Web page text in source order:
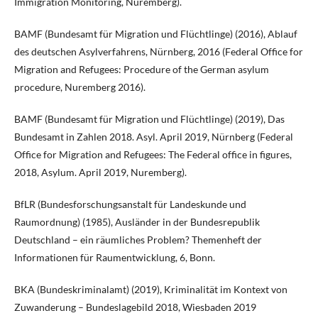
BAMF (Bundesamt für Migration und Flüchtlinge) (2016), Ablauf
des deutschen Asylverfahrens, Nürnberg, 2016 (Federal Office for
Migration and Refugees: Procedure of the German asylum
procedure, Nuremberg 2016).
BAMF (Bundesamt für Migration und Flüchtlinge) (2019), Das
Bundesamt in Zahlen 2018. Asyl. April 2019, Nürnberg (Federal
Office for Migration and Refugees: The Federal office in figures,
2018, Asylum. April 2019, Nuremberg).
BfLR (Bundesforschungsanstalt für Landeskunde und
Raumordnung) (1985), Ausländer in der Bundesrepublik
Deutschland – ein räumliches Problem? Themenheft der
Informationen für Raumentwicklung, 6, Bonn.
BKA (Bundeskriminalamt) (2019), Kriminalität im Kontext von
Zuwanderung – Bundeslagebild 2018, Wiesbaden 2019